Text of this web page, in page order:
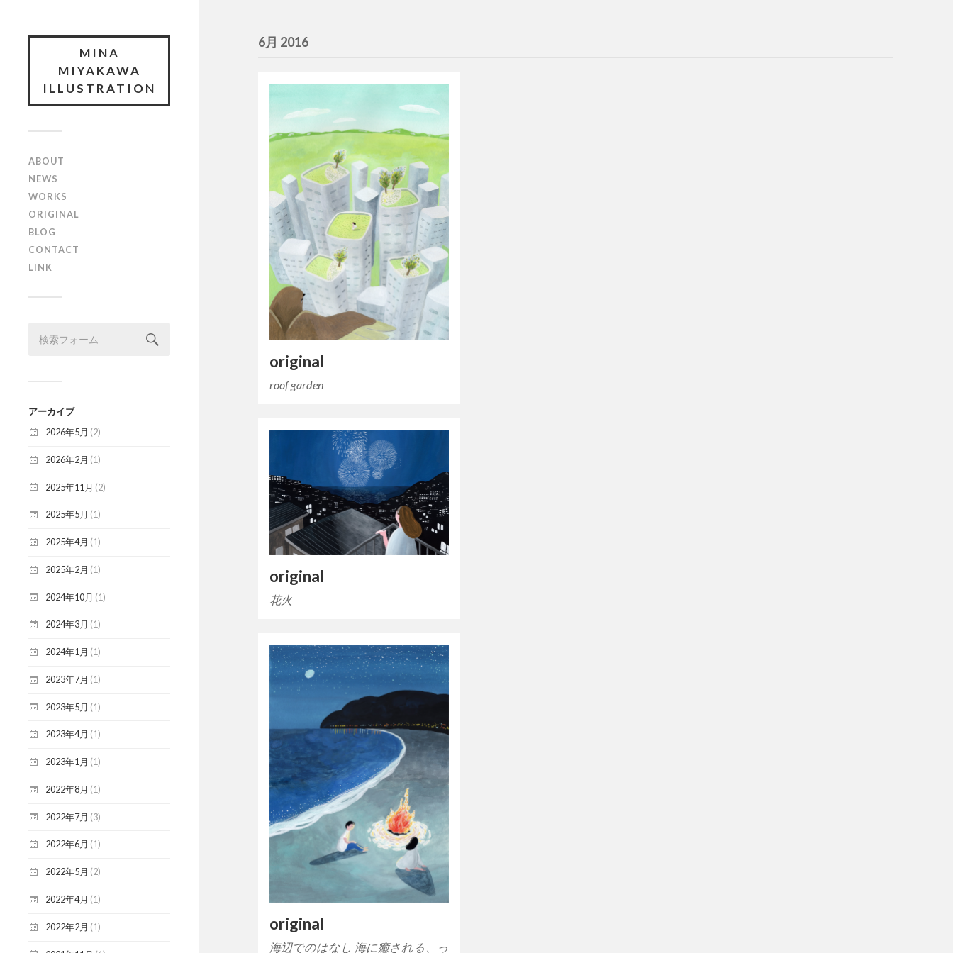
MINA
MIYAKAWA
ILLUSTRATION
ABOUT
NEWS
WORKS
ORIGINAL
BLOG
CONTACT
LINK
アーカイブ
2026年5月 (2)
2026年2月 (1)
2025年11月 (2)
2025年5月 (1)
2025年4月 (1)
2025年2月 (1)
2024年10月 (1)
2024年3月 (1)
2024年1月 (1)
2023年7月 (1)
2023年5月 (1)
2023年4月 (1)
2023年1月 (1)
2022年8月 (1)
2022年7月 (3)
2022年6月 (1)
2022年5月 (2)
2022年4月 (1)
2022年2月 (1)
6月 2016
original
roof garden
original
花火
original
海辺でのはなし 海に癒される、っ